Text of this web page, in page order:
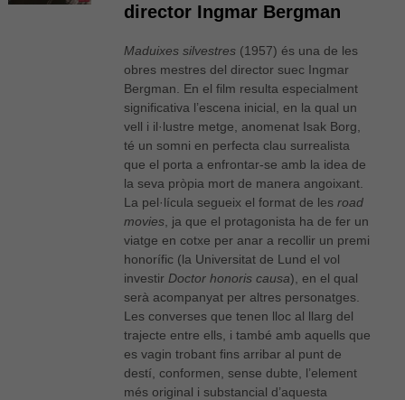
director Ingmar Bergman
Maduixes silvestres (1957) és una de les
obres mestres del director suec Ingmar
Bergman. En el film resulta especialment
significativa l’escena inicial, en la qual un
vell i il·lustre metge, anomenat Isak Borg,
té un somni en perfecta clau surrealista
que el porta a enfrontar-se amb la idea de
la seva pròpia mort de manera angoixant.
La pel·lícula segueix el format de lesroad
movies , ja que el protagonista ha de fer un
viatge en cotxe per anar a recollir un premi
honorífic (la Universitat de Lund el vol
investir Doctor honoris causa), en el qual
serà acompanyat per altres personatges.
Les converses que tenen lloc al llarg del
trajecte entre ells, i també amb aquells que
es vagin trobant fins arribar al punt de
destí, conformen, sense dubte, l’element
més original i substancial d’aquesta